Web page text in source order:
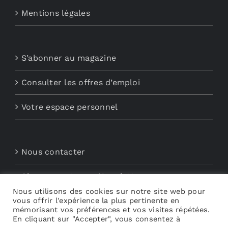
Mentions légales
S’abonner au magazine
Consulter les offres d’emploi
Votre espace personnel
Nous contacter
Abonnements aux Newsletters
Découvrez My Audio
Nous utilisons des cookies sur notre site web pour
vous offrir l'expérience la plus pertinente en
mémorisant vos préférences et vos visites répétées.
En cliquant sur "Accepter", vous consentez à